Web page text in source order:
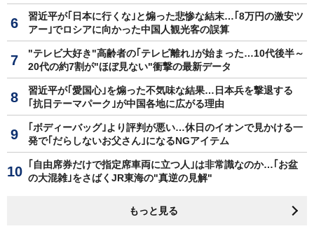
習近平が｢日本に行くな｣と煽った悲惨な結末…｢8万円の激安ツ
アー｣でロシアに向かった中国人観光客の誤算
"テレビ大好き"高齢者の｢テレビ離れ｣が始まった…10代後半～
20代の約7割が"ほぼ見ない"衝撃の最新データ
習近平が｢愛国心｣を煽った不気味な結果…日本兵を撃退する
｢抗日テーマパーク｣が中国各地に広がる理由
｢ボディーバッグ｣より評判が悪い…休日のイオンで見かける一
発で｢だらしないお父さん｣になるNGアイテム
｢自由席券だけで指定席車両に立つ人｣は非常識なのか…｢お盆
の大混雑｣をさばくJR東海の"真逆の見解"
もっと見る